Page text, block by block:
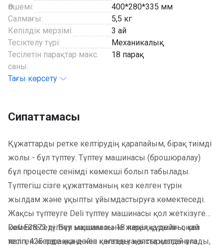
Өлшемі:
400*280*335 мм
Салмағы:
5,5 кг
Кепілдік мерзімі:
3 ай
Тесіктелу түрі:
Механикалық
Тесілетін парақтар макс.
саны:
18 парақ
Тағы көрсету
Сипаттамасы
Құжаттарды ретке келтірудің қарапайым, бірақ тиімді
жолы - бұл түптеу. Түптеу машинасы (брошюралау)
бұл процесте сенімді көмекші болып табылады.
Түптегіш сізге құжаттаманың кез келген түрін
жылдам және ұқыпты ұйымдастыруға көмектеседі.
Жақсы түптеуге Deli түптеу машинасы қол жеткізуге
көмектеседі. Бұл ықшам және жеңіл құрылғы, кез
келген жерде және кез келген уақытта қолдануға
Deli E3873 түптеу машинасы 18 параққа дейін оңай
тесіп, 425 параққа дейін қағазды қапсырмалай алады,